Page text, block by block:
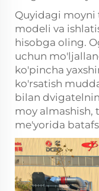
Quyidagi moyni
modeli va
hisobga oling.
uchun
ko'pincha
ko'rsatish
bilan
moy almashish,
me'yorida